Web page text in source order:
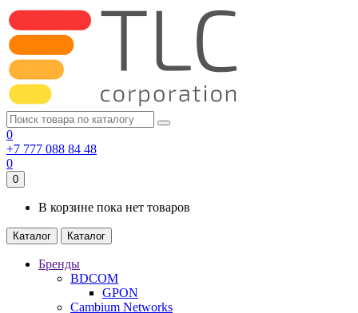
0
+7 777 088 84 48
0
0
В корзине пока нет товаров
Каталог Каталог
Бренды
BDCOM
GPON
Cambium Networks